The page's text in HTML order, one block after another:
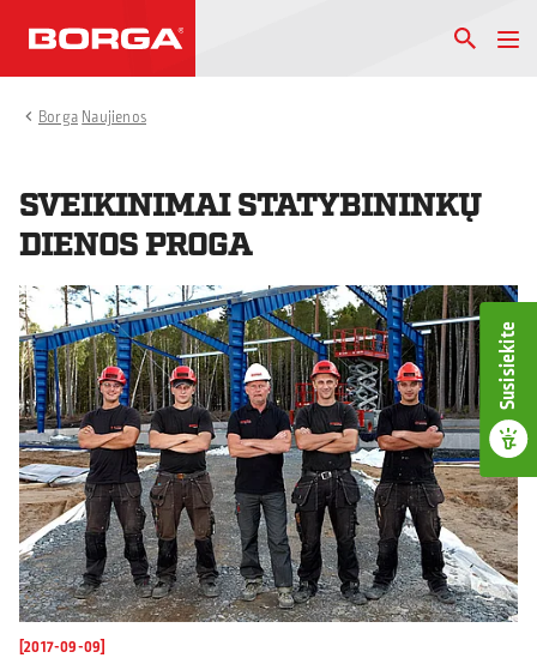
Susisiekite
Borga Naujienos
SVEIKINIMAI STATYBININKŲ
DIENOS PROGA
[2017-09-09]